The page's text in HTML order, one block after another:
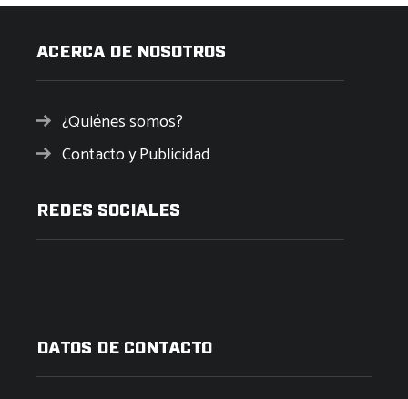
ACERCA DE NOSOTROS
¿Quiénes somos?
Contacto y Publicidad
REDES SOCIALES
DATOS DE CONTACTO